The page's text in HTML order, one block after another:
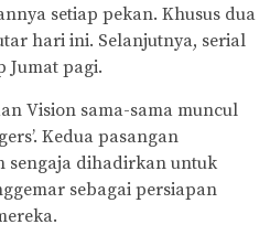
setiap pekan. Khusus dua
hari ini. Selanjutnya, serial
Jumat pagi.
Vision sama-sama muncul
Kedua pasangan
sengaja dihadirkan untuk
sebagai persiapan